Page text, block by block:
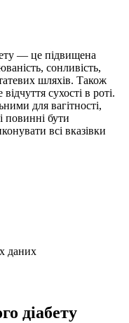
— це підвищена
сонливість,
шляхів. Також
сухості в роті.
для вагітності,
повинні бути
всі вказівки
даних
діабету